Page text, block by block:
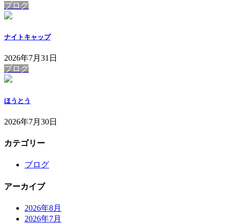
ブログ
ナイトキャップ
2026年7月31日
ブログ
ほうとう
2026年7月30日
カテゴリー
ブログ
アーカイブ
2026年8月
2026年7月